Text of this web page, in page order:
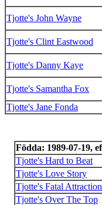
Tjotte's John Wayne
Tjotte's Clint Eastwood
Tjotte's Danny Kaye
Tjotte's Samantha Fox
Tjotte's Jane Fonda
Födda: 1989-07-19,
Tjotte's Hard to Beat
Tjotte's Love Story
Tjotte's Fatal Attraction
Tjotte's Over The Top